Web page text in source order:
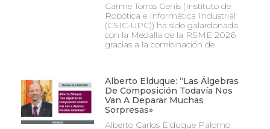
Carme Torras Genís (Instituto de
Robótica e Informática Industrial
(CSIC-UPC)) ha sido galardonada
con la Medalla de la RSME 2026
gracias a la combinación de
Alberto Elduque: “Las Álgebras
De Composición Todavía Nos
Van A Deparar Muchas
Sorpresas»
Alberto Carlos Elduque Palomo